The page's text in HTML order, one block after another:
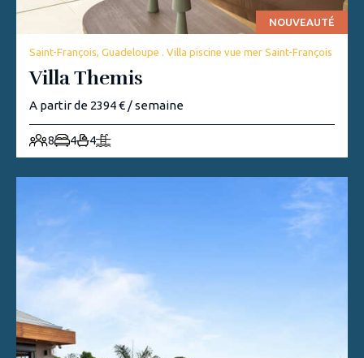
NOUVEAUTÉ
Saint-François, Guadeloupe . Villa piscine vue mer Saint-François
Villa Themis
A partir de 2394 € / semaine
8 4 4